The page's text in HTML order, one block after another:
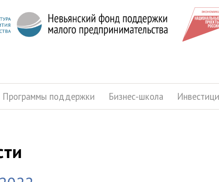
Программы поддержки Бизнес-школа